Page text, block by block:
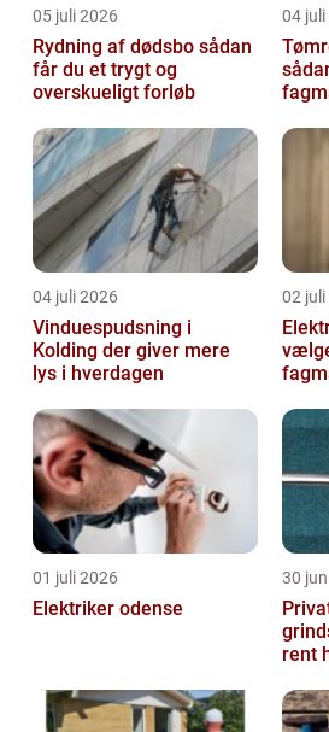
05 juli 2026
Rydning af dødsbo sådan
får du et trygt og
overskueligt forløb
04 juli
04 juli 2026
Vinduespudsning i
Kolding der giver mere
lys i hverdagen
02 juli
01 juli 2026
Elektriker odense
30
grindsted
rent